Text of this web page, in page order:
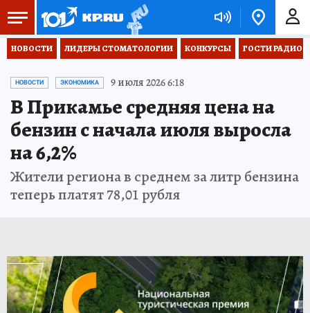
НОВОСТИ ЛИДЕРЫ СТОМАТОЛОГИИ КОНКУРСЫ ГОСТИ РАДИО
НОВОСТИ ЭКОНОМИКА 9 июля 2026 6:18
В Прикамье средняя цена на
бензин с начала июля выросла
на 6,2%
Жители региона в среднем за литр бензина
теперь платят 78,01 рубля